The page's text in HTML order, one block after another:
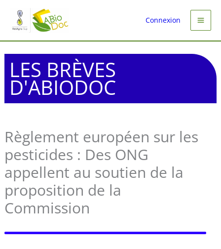
contenu
Connexion
LES BRÈVES
D'ABIODOC
Règlement européen sur les
pesticides : Des ONG
appellent au soutien de la
proposition de la
Commission